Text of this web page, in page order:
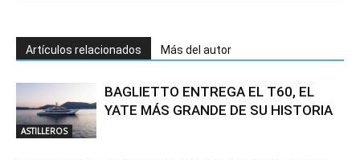
Artículos relacionados Más del autor
ASTILLEROS
BAGLIETTO ENTREGA EL T60, EL
YATE MÁS GRANDE DE SU HISTORIA